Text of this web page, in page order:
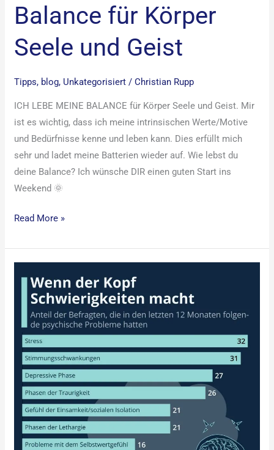
Balance für Körper
Seele und Geist
Tipps, blog, Unkategorisiert /Christian Rupp
ICH LEBE MEINE BALANCE für Körper Seele und Geist. Mir
ist es wichtig, dass ich meine intrinsischen Werte/Motive
und Bedürfnisse kenne und leben kann. Dies erfüllt mich
sehr und ladet meine Batterien wieder auf. Wie lebst du
deine Balance? Ich wünsche DIR einen guten Start ins
Weekend 🌞
Read More »
Statistiken
psychischen
Erkrankungen
Wenn
der
Kopf
Schwierigkeiten
macht